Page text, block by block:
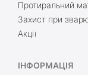
Протиральний
Захист при
Акції
ІНФОРМАЦІЯ